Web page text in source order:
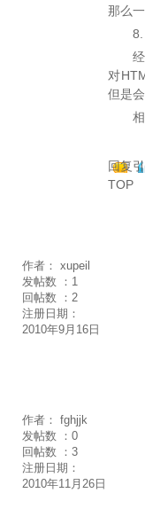
那么
对
但是
回复
TOP
作者： xupeil
发帖数 ： 1
回帖数 ： 2
注册日期：
2010年9月16日
作者： fghjjk
发帖数 ： 0
回帖数 ： 3
注册日期：
2010年11月26日